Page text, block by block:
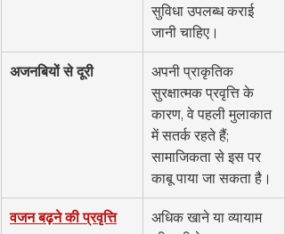
सुविधा उपलब्ध कराई
जानी चाहिए।
अजनबियों से दूरी
अपनी प्राकृतिक
सुरक्षात्मक प्रवृत्ति के
कारण, वे पहली मुलाकात
में सतर्क रहते हैं;
सामाजिकता से इस पर
काबू पाया जा सकता है।
वजन बढ़ने की प्रवृत्ति
अधिक खाने या व्यायाम